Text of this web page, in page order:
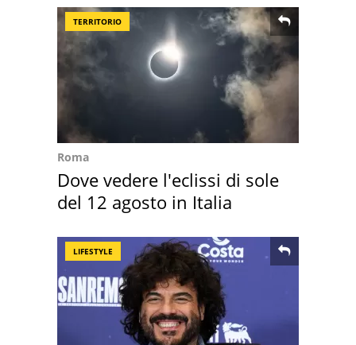
TERRITORIO
Roma
Dove vedere l'eclissi di sole
del 12 agosto in Italia
LIFESTYLE